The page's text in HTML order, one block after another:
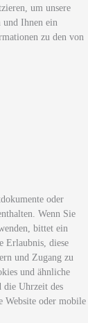
um unsere
und Ihnen ein
zu den von
oder
Wenn Sie
bittet ein
Erlaubnis, diese
und Zugang zu
und ähnliche
die Uhrzeit des
Website oder mobile